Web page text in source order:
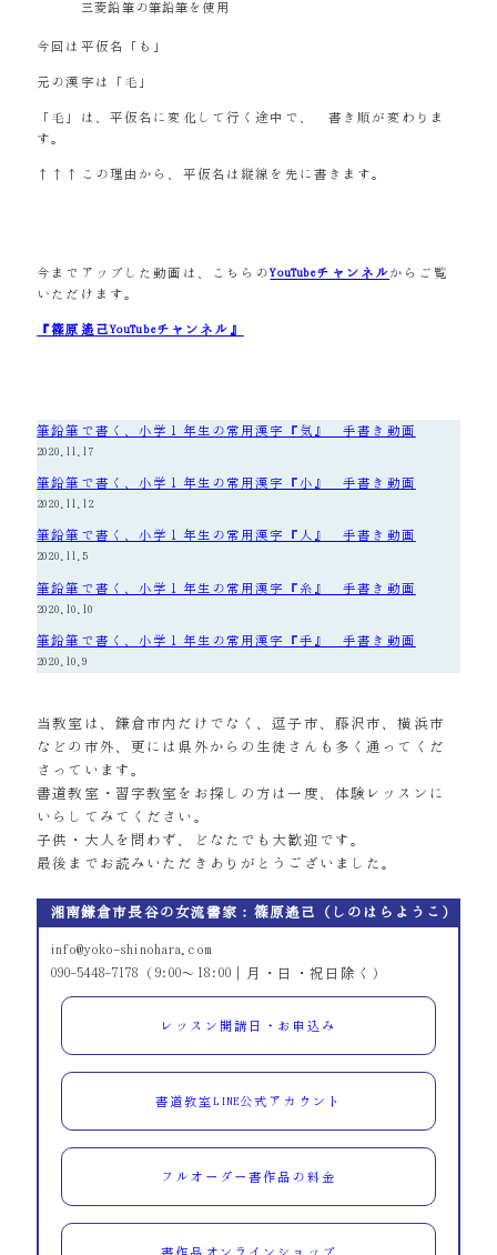
三菱鉛筆の筆鉛筆を使用
今回は平仮名「も」
元の漢字は「毛」
「毛」は、平仮名に変化して行く途中で、 書き順が変わりま
す。
↑↑↑この理由から、平仮名は縦線を先に書きます。
今までアップした動画は、こちらのYouTubeチャンネルからご覧
いただけます。
『篠原遙己YouTubeチャンネル』
筆鉛筆で書く、小学１年生の常用漢字『気』 手書き動画
2020.11.17
筆鉛筆で書く、小学１年生の常用漢字『小』 手書き動画
2020.11.12
筆鉛筆で書く、小学１年生の常用漢字『人』 手書き動画
2020.11.5
筆鉛筆で書く、小学１年生の常用漢字『糸』 手書き動画
2020.10.10
筆鉛筆で書く、小学１年生の常用漢字『手』 手書き動画
2020.10.9
当教室は、鎌倉市内だけでなく、逗子市、藤沢市、横浜市
などの市外、更には県外からの生徒さんも多く通ってくだ
さっています。
書道教室・習字教室をお探しの方は一度、体験レッスンに
いらしてみてください。
子供・大人を問わず、どなたでも大歓迎です。
最後までお読みいただきありがとうございました。
湘南鎌倉市長谷の女流書家：篠原遙己（しのはらようこ）
info@yoko-shinohara.com
090-5448-7178（9:00～18:00｜月・日・祝日除く）
レッスン開講日・お申込み
書道教室LINE公式アカウント
フルオーダー書作品の料金
書作品オンラインショップ